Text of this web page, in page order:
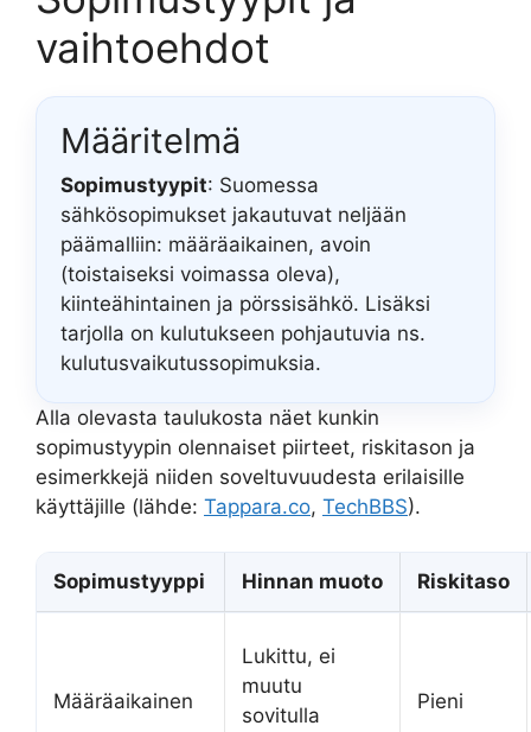
vaihtoehdot
Määritelmä
Sopimustyypit: Suomessa
sähkösopimukset jakautuvat neljään
päämalliin: määräaikainen, avoin
(toistaiseksi voimassa oleva),
kiinteähintainen ja pörssisähkö. Lisäksi
tarjolla on kulutukseen pohjautuvia ns.
kulutusvaikutussopimuksia.
Alla olevasta taulukosta näet kunkin
sopimustyypin olennaiset piirteet, riskitason ja
esimerkkejä niiden soveltuvuudesta erilaisille
käyttäjille (lähde: Tappara.co, TechBBS).
Sopimustyyppi Hinnan muoto Riskitaso
Määräaikainen
Lukittu, ei
muutu
sovitulla
Pieni